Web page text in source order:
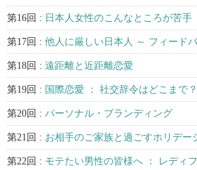
第16回 : 日本人女性のこんなところが苦手
第17回 : 他人に厳しい日本人 ～ フィード
第18回 : 遠距離と近距離恋愛
第19回 : 国際恋愛 ： 社交辞令はどこまで？
第20回 : パーソナル・ブランディング
第21回 : お相手のご家族と過ごすホリデー
第22回 : モテたい男性の皆様へ ： レディ